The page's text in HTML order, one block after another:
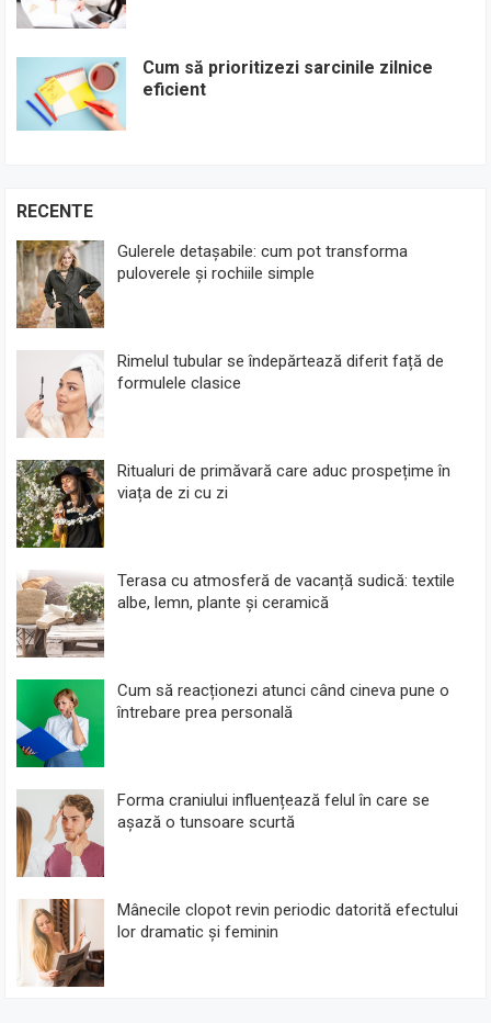
Cum să prioritizezi sarcinile zilnice
eficient
RECENTE
Gulerele detașabile: cum pot transforma
puloverele și rochiile simple
Rimelul tubular se îndepărtează diferit față de
formulele clasice
Ritualuri de primăvară care aduc prospețime în
viața de zi cu zi
Terasa cu atmosferă de vacanță sudică: textile
albe, lemn, plante și ceramică
Cum să reacționezi atunci când cineva pune o
întrebare prea personală
Forma craniului influențează felul în care se
așază o tunsoare scurtă
Mânecile clopot revin periodic datorită efectului
lor dramatic și feminin